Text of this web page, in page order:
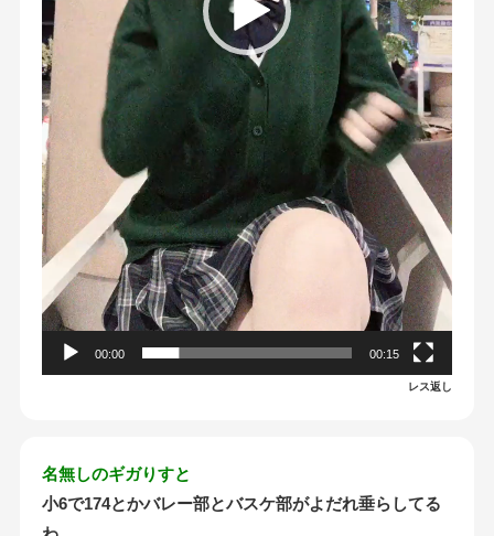
00:00 00:15
レス返し
名無しのギガりすと
小6で174とかバレー部とバスケ部がよだれ垂らしてる